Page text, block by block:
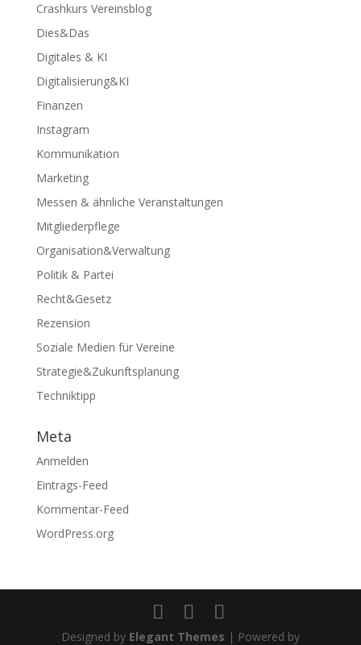
Crashkurs Vereinsblog
Dies&Das
Digitales & KI
Digitalisierung&KI
Finanzen
Instagram
Kommunikation
Marketing
Messen & ähnliche Veranstaltungen
Mitgliederpflege
Organisation&Verwaltung
Politik & Partei
Recht&Gesetz
Rezension
Soziale Medien für Vereine
Strategie&Zukunftsplanung
Techniktipp
Meta
Anmelden
Eintrags-Feed
Kommentar-Feed
WordPress.org
Designed by Elegant Themes | Powered by